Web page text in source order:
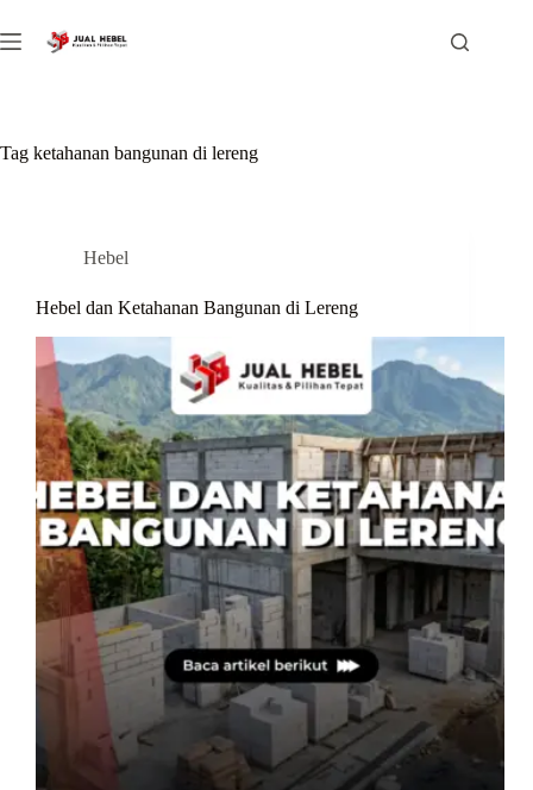
to
content
Tag ketahanan bangunan di lereng
Hebel
Hebel dan Ketahanan Bangunan di Lereng